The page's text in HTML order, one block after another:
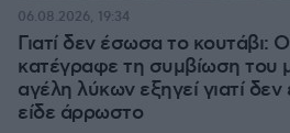
Γιατί δεν έσωσα το κουτάβι:
κατέγραφε τη συμβίωση του
αγέλη λύκων εξηγεί γιατί
είδε άρρωστο
06.08.2026, 19:34